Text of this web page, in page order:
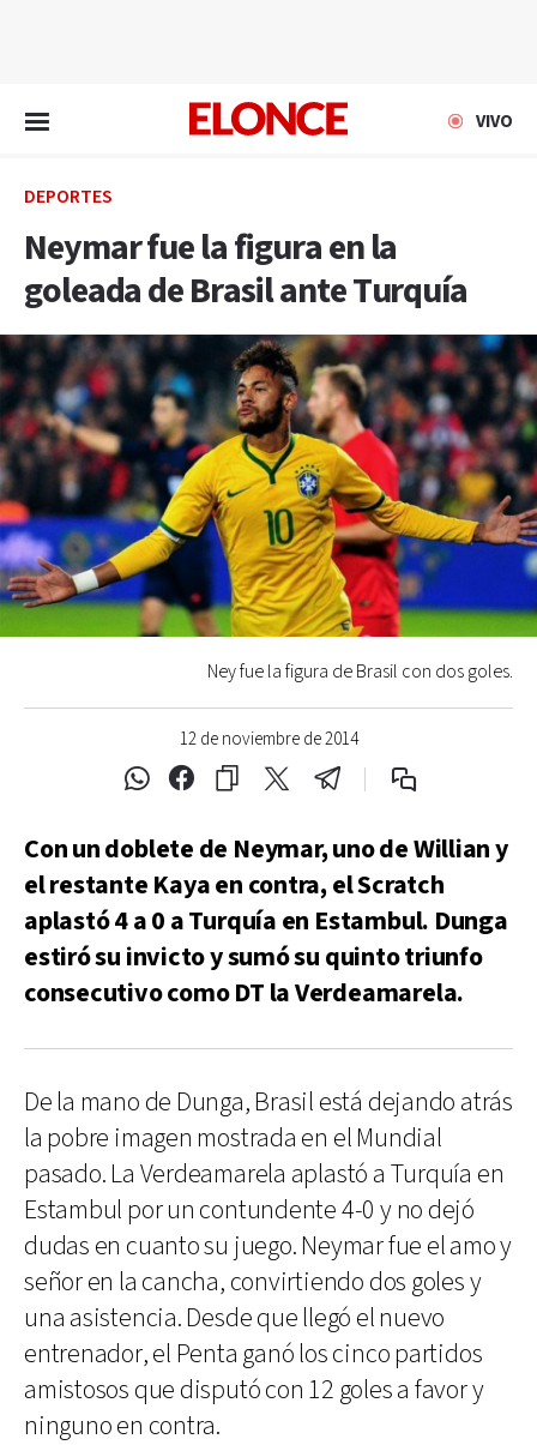
VIVO
DEPORTES
Neymar fue la figura en la
goleada de Brasil ante Turquía
12 de noviembre de 2014
Ney fue la figura de Brasil con dos goles.
Con un doblete de Neymar, uno de Willian y
el restante Kaya en contra, el Scratch
aplastó 4 a 0 a Turquía en Estambul. Dunga
estiró su invicto y sumó su quinto triunfo
consecutivo como DT la Verdeamarela.
De la mano de Dunga, Brasil está dejando atrás
la pobre imagen mostrada en el Mundial
pasado. La Verdeamarela aplastó a Turquía en
Estambul por un contundente 4-0 y no dejó
dudas en cuanto su juego. Neymar fue el amo y
señor en la cancha, convirtiendo dos goles y
una asistencia. Desde que llegó el nuevo
entrenador, el Penta ganó los cinco partidos
amistosos que disputó con 12 goles a favor y
ninguno en contra.